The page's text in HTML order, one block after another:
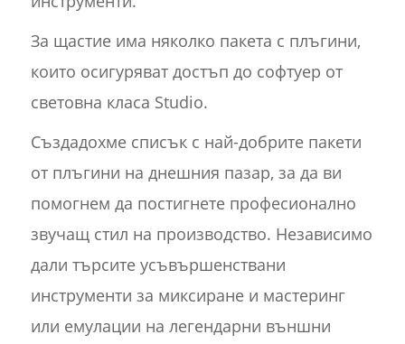
За щастие има няколко пакета с плъгини,
които осигуряват достъп до софтуер от
световна класа Studio.
Създадохме списък с най-добрите пакети
от плъгини на днешния пазар, за да ви
помогнем да постигнете професионално
звучащ стил на производство. Независимо
дали търсите усъвършенствани
инструменти за миксиране и мастеринг
или емулации на легендарни външни